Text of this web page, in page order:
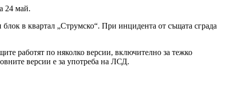
24 май.
в квартал „Струмско“. При инцидента от същата сграда
работят по няколко версии, включително за тежко
версии е за употреба на ЛСД.